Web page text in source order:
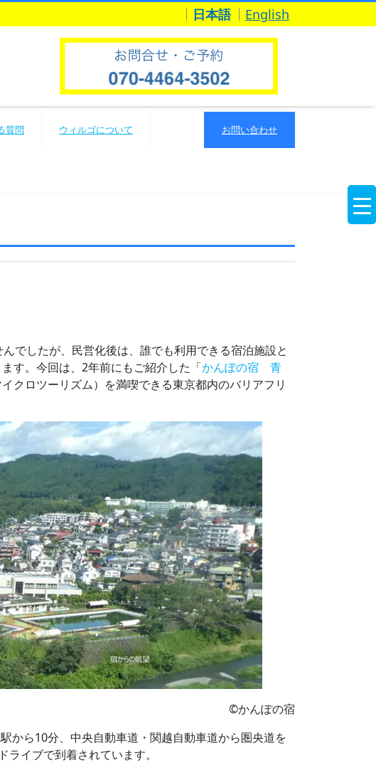
日本語 English
質問 ウィルゴについて お問い合わせ
でしたが、民営化後は、誰でも利用できる宿泊施設と
す。今回は、2年前にもご紹介した「かんぽの宿 青
クロツーリズム）を満喫できる東京都内のバリアフリ
©かんぽの宿
から10分、中央自動車道・関越自動車道から圏央道を
イブで到着されています。